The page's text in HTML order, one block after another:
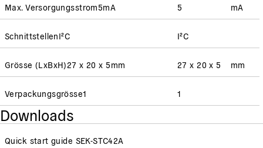
Max. Versorgungsstrom5mA 5 mA
SchnittstellenI²C I²C
Grösse (LxBxH)27 x 20 x 5mm 27 x 20 x 5 mm
Verpackungsgrösse1 1
Downloads
Quick start guide SEK-STC42A